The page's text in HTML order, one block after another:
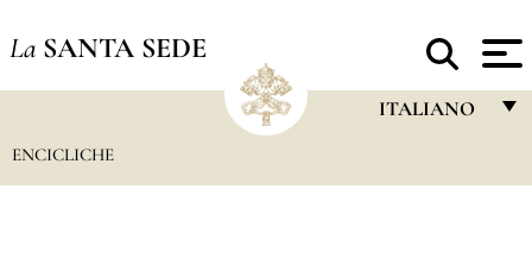
La SANTA SEDE
ITALIANO
ENCICLICHE